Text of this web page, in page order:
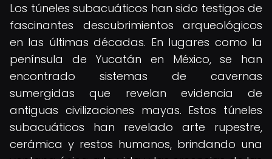
Los túneles subacuáticos han sido testigos de
fascinantes descubrimientos arqueológicos
en las últimas décadas. En lugares como la
península de Yucatán en México, se han
encontrado sistemas de cavernas
sumergidas que revelan evidencia de
antiguas civilizaciones mayas. Estos túneles
subacuáticos han revelado arte rupestre,
cerámica y restos humanos, brindando una